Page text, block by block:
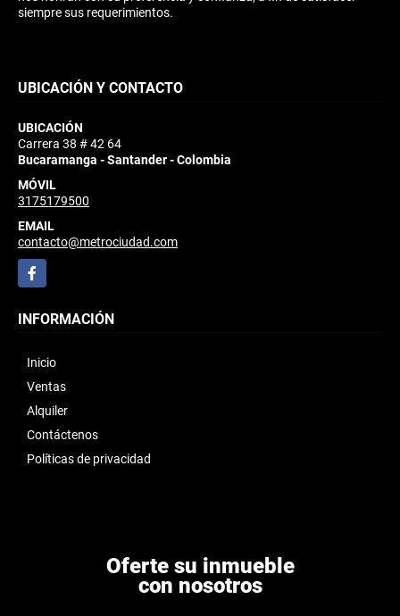
siempre sus requerimientos.
UBICACIÓN Y CONTACTO
UBICACIÓN
Carrera 38 # 42 64
Bucaramanga - Santander - Colombia
MÓVIL
3175179500
EMAIL
contacto@metrociudad.com
Facebook
INFORMACIÓN
Inicio
Ventas
Alquiler
Contáctenos
Políticas de privacidad
Oferte su inmueble
con nosotros